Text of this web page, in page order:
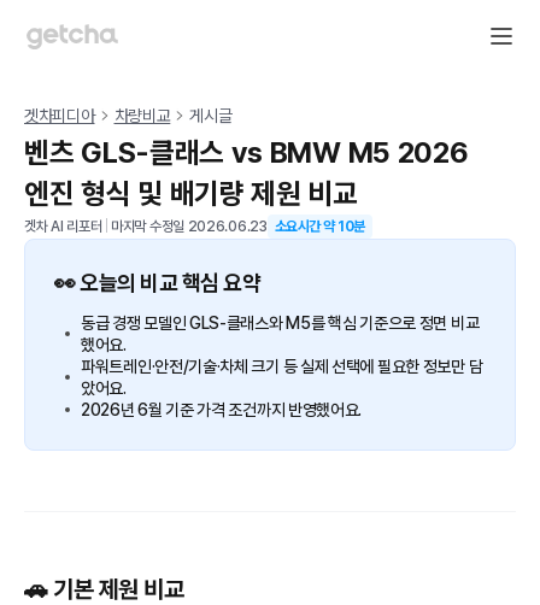
겟차피디아 차량비교 게시글
벤츠 GLS-클래스 vs BMW M5 2026
엔진 형식 및 배기량 제원 비교
겟차 AI 리포터 마지막 수정일 2026.06.23 소요시간 약10분
👀 오늘의 비교 핵심 요약
동급 경쟁 모델인 GLS-클래스와 M5를 핵심 기준으로 정면 비교
했어요.
파워트레인·안전/기술·차체 크기 등 실제 선택에 필요한 정보만 담
았어요.
2026년 6월 기준 가격 조건까지 반영했어요.
🚗 기본 제원 비교